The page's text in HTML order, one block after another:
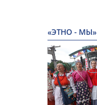
«ЭТНО - МЫ»